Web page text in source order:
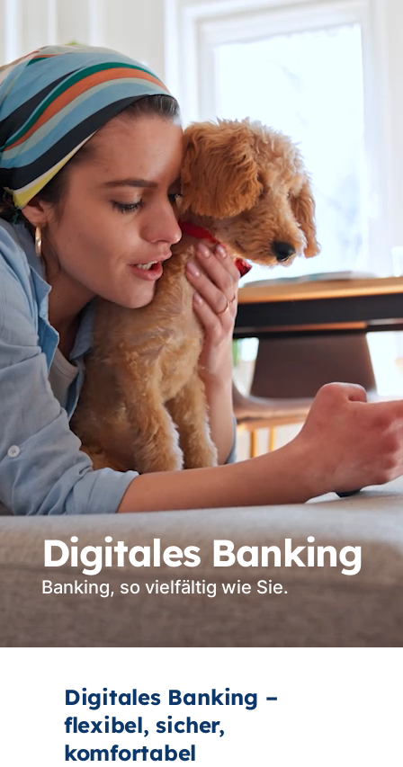
Digitales Banking
Banking, so vielfältig wie Sie.
Digitales Banking –
flexibel, sicher,
komfortabel